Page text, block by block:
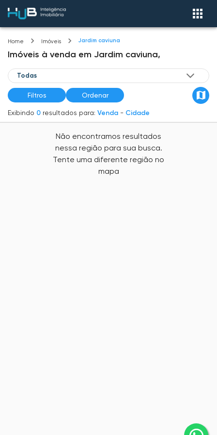
Home Imóveis Jardim caviuna
Imóveis à venda em Jardim caviuna,
Filtros Ordenar
Exibindo 0 resultados para: Venda - Cidade
Não encontramos resultados
nessa região para sua busca.
Tente uma diferente região no
mapa